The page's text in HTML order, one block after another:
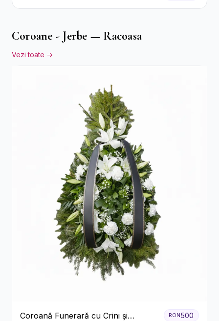
și Ciocolată Ferrero Rocher
Coroane - Jerbe — Racoasa
Vezi toate →
Coroană Funerară cu Crini și
RON500